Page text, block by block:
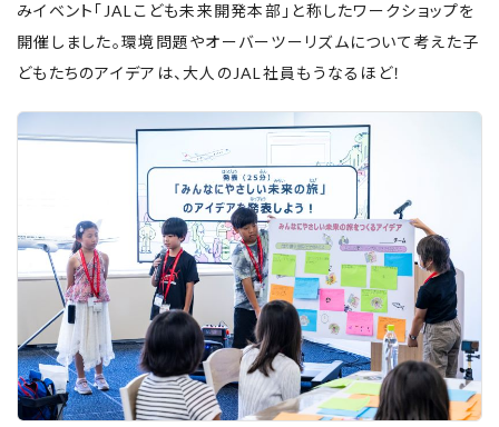
みイベント「JALこども未来開発本部」と称したワークショップを
開催しました。環境問題やオーバーツーリズムについて考えた子
どもたちのアイデアは、大人のJAL社員もうなるほど！